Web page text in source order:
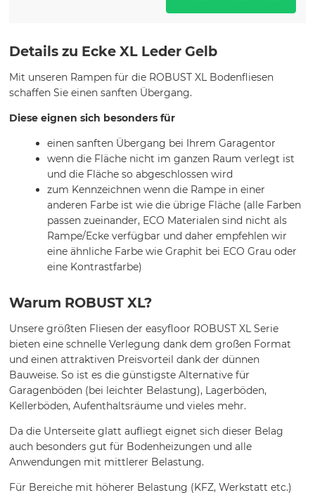
Details zu Ecke XL Leder Gelb
Mit unseren Rampen für die ROBUST XL Bodenfliesen
schaffen Sie einen sanften Übergang.
Diese eignen sich besonders für
einen sanften Übergang bei Ihrem Garagentor
wenn die Fläche nicht im ganzen Raum verlegt ist
und die Fläche so abgeschlossen wird
zum Kennzeichnen wenn die Rampe in einer
anderen Farbe ist wie die übrige Fläche (alle Farben
passen zueinander, ECO Materialen sind nicht als
Rampe/Ecke verfügbar und daher empfehlen wir
eine ähnliche Farbe wie Graphit bei ECO Grau oder
eine Kontrastfarbe)
Warum ROBUST XL?
Unsere größten Fliesen der easyfloor ROBUST XL Serie
bieten eine schnelle Verlegung dank dem großen Format
und einen attraktiven Preisvorteil dank der dünnen
Bauweise. So ist es die günstigste Alternative für
Garagenböden (bei leichter Belastung), Lagerböden,
Kellerböden, Aufenthaltsräume und vieles mehr.
Da die Unterseite glatt aufliegt eignet sich dieser Belag
auch besonders gut für Bodenheizungen und alle
Anwendungen mit mittlerer Belastung.
Für Bereiche mit höherer Belastung (KFZ, Werkstatt etc.)